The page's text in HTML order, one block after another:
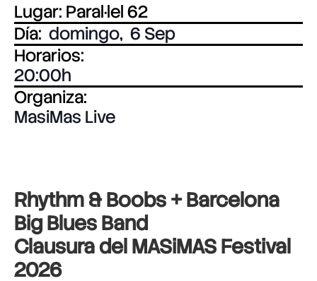
Lugar: Paral·lel 62
Día: domingo, 6 Sep
Horarios:
20:00
Organiza:
MasiMas Live
Rhythm & Boobs + Barcelona
Big Blues Band
Clausura del MASiMAS Festival
2026